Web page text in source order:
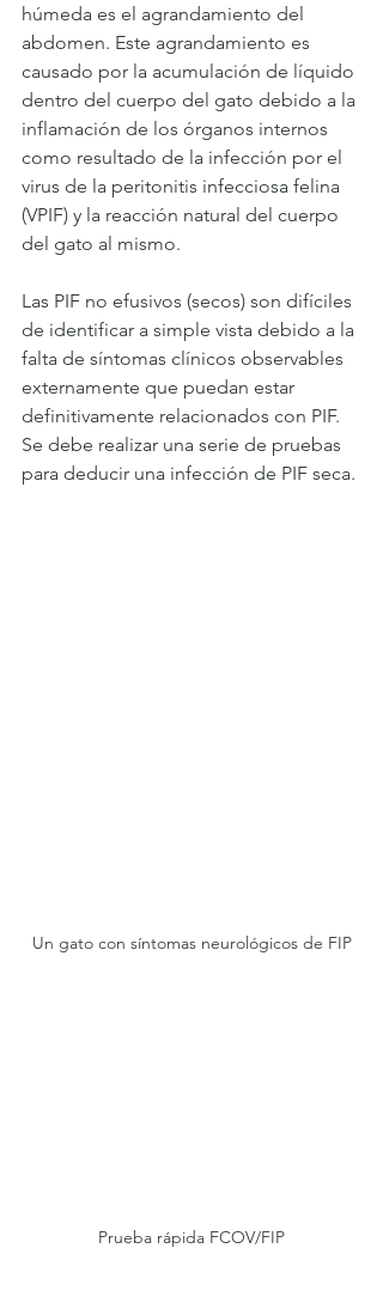
húmeda es el agrandamiento del
abdomen. Este agrandamiento es
causado por la acumulación de líquido
dentro del cuerpo del gato debido a la
inflamación de los órganos internos
como resultado de la infección por el
virus de la peritonitis infecciosa felina
(VPIF) y la reacción natural del cuerpo
del gato al mismo.
Las PIF no efusivos (secos) son difíciles
de identificar a simple vista debido a la
falta de síntomas clínicos observables
externamente que puedan estar
definitivamente relacionados con PIF.
Se debe realizar una serie de pruebas
para deducir una infección de PIF seca.
Un gato con síntomas neurológicos de FIP
Prueba rápida FCOV/FIP